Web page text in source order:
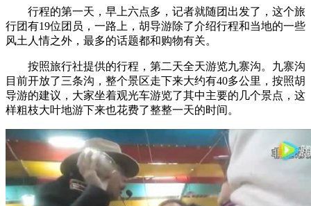
行程的第一天，早上六点多，记者就随团出发了，这个旅
行团有19位团员，一路上，胡导游除了介绍行程和当地的一些
风土人情之外，最多的话题都和购物有关。
按照旅行社提供的行程，第二天全天游览九寨沟。九寨沟
目前开放了三条沟，整个景区走下来大约有40多公里，按照胡
导游的建议，大家坐着观光车游览了其中主要的几个景点，这
样粗枝大叶地游下来也花费了整整一天的时间。